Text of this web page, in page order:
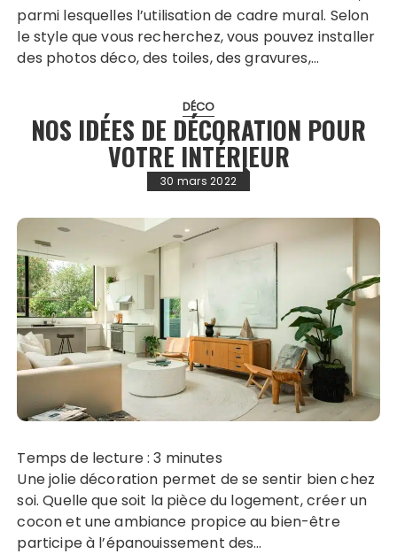
parmi lesquelles l’utilisation de cadre mural. Selon
le style que vous recherchez, vous pouvez installer
des photos déco, des toiles, des gravures,…
DÉCO
NOS IDÉES DE DÉCORATION POUR
VOTRE INTÉRIEUR
30 mars 2022
Temps de lecture :3 minutes
Une jolie décoration permet de se sentir bien chez
soi. Quelle que soit la pièce du logement, créer un
cocon et une ambiance propice au bien-être
participe à l’épanouissement des…